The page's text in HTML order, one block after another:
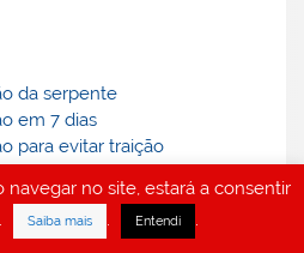
da serpente
em 7 dias
para evitar traição
do fruto proibido
para fazer homem entregar-
navegar no site, estará a consentir
Saiba mais . Entendi .